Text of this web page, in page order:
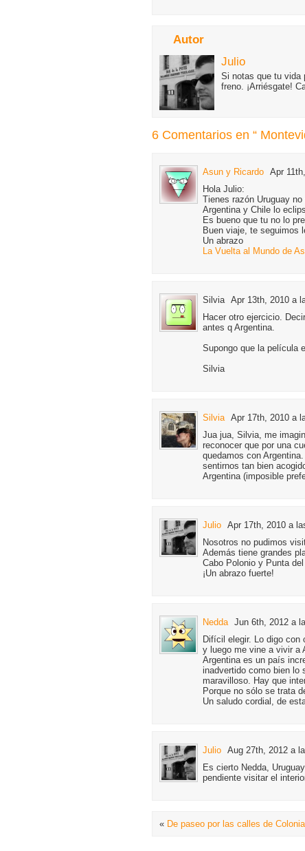
Autor
Julio
Si notas que tu vida
freno. ¡Arriésgate!
6 Comentarios en “
Asun y Ricardo Apr
Hola Julio:
Tienes razón Uruguay
Argentina y Chile lo
Es bueno que tu no lo
Buen viaje, te seguimos
Un abrazo
La Vuelta al Mundo de
Silvia Apr 13th, 2010 a
Hacer otro ejercicio.
antes q Argentina.
Supongo que la película
Silvia
Silvia Apr 17th, 2010 a
Jua jua, Silvia, me
reconocer que por una
quedamos con
sentirnos tan bien
Argentina (imposible
Julio Apr 17th, 2010 a
Nosotros no pudimos
Además tiene grandes
Cabo Polonio y Punta
¡Un abrazo fuerte!
Nedda Jun 6th, 2012 a
Difícil elegir. Lo digo
y luego me vine a vivir a
Argentina es un país
inadvertido como bien lo
maravilloso. Hay que
Porque no sólo se trata
Un saludo cordial, de
Julio Aug 27th, 2012 a
Es cierto Nedda,
pendiente visitar el
« De paseo por las calles de Colonia